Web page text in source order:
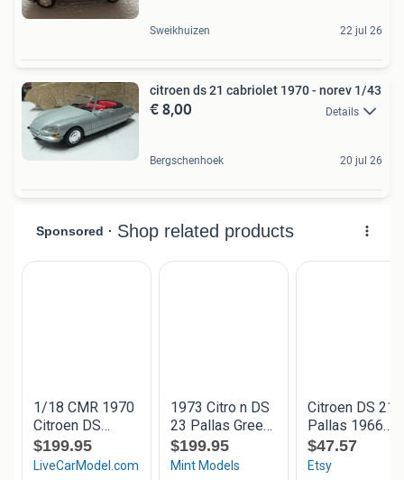
Sweikhuizen 22 jul 26
citroen ds 21 cabriolet 1970 - norev 1/43
€ 8,00 Details
Bergschenhoek 20 jul 26